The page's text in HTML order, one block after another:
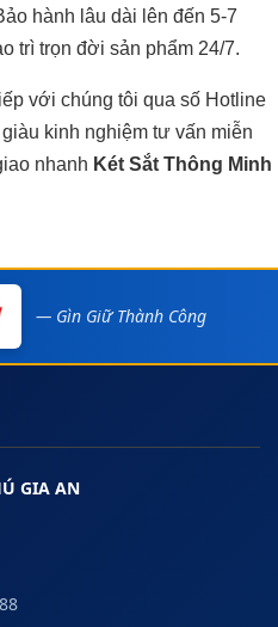
hành lâu dài lên đến 5-7
trì trọn đời sản phẩm 24/7.
với chúng tôi qua số Hotline
kinh nghiệm tư vấn miễn
nhanh Két Sắt Thông Minh
— Gìn Giữ Thành Công
GIA AN